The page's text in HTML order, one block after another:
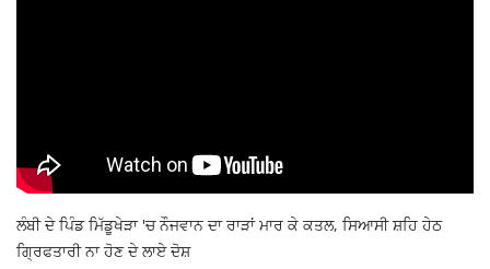
ਲੰਬੀ ਦੇ ਪਿੰਡ ਮਿੱਡੂਖੇੜਾ 'ਚ ਨੌਜਵਾਨ ਦਾ ਰਾੜਾਂ ਮਾਰ ਕੇ ਕਤਲ, ਸਿਆਸੀ ਸ਼ਹਿ ਹੇਠ
ਗ੍ਰਿਫਤਾਰੀ ਨਾ ਹੋਣ ਦੇ ਲਾਏ ਦੋਸ਼